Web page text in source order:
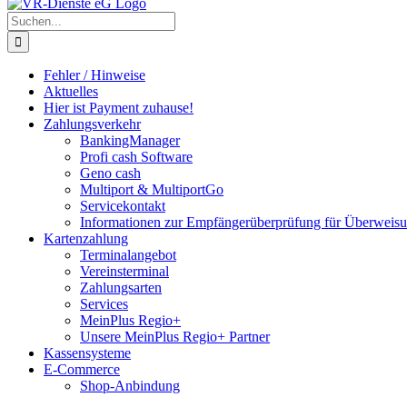
Suche
nach:
Fehler / Hinweise
Aktuelles
Hier ist Payment zuhause!
Zahlungsverkehr
BankingManager
Profi cash Software
Geno cash
Multiport & MultiportGo
Servicekontakt
Informationen zur Empfängerüberprüfung für
Kartenzahlung
Terminalangebot
Vereinsterminal
Zahlungsarten
Services
MeinPlus Regio+
Unsere MeinPlus Regio+ Partner
Kassensysteme
E-Commerce
Shop-Anbindung